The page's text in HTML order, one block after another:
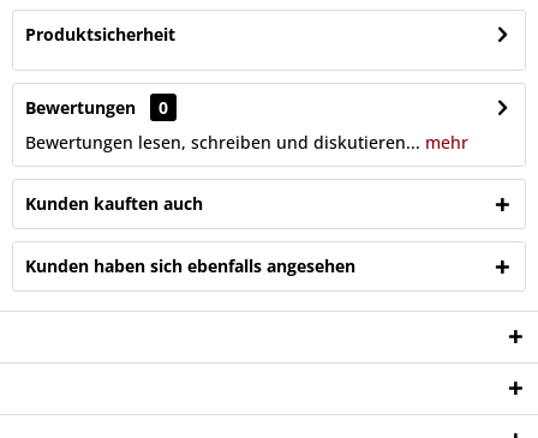
Produktsicherheit
Bewertungen
0
Bewertungen lesen, schreiben und diskutieren... mehr
Kunden kauften auch
Kunden haben sich ebenfalls angesehen